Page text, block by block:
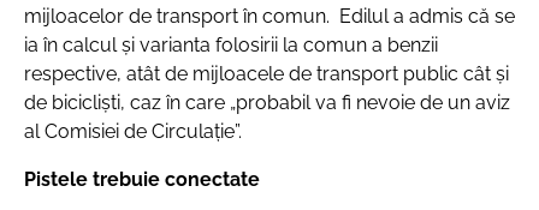
mijloacelor de transport în comun. Edilul a admis că se
ia în calcul și varianta folosirii la comun a benzii
respective, atât de mijloacele de transport public cât și
de bicicliști, caz în care „probabil va fi nevoie de un aviz
al Comisiei de Circulație”.
Pistele trebuie conectate